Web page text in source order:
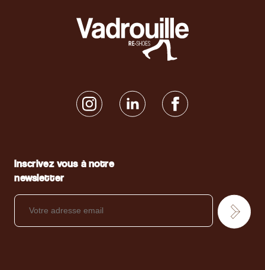
Inscrivez vous à notre
newsletter